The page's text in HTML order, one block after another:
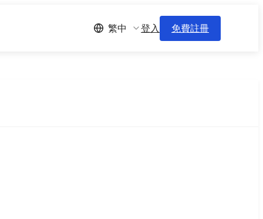
繁中 登入 免費註冊